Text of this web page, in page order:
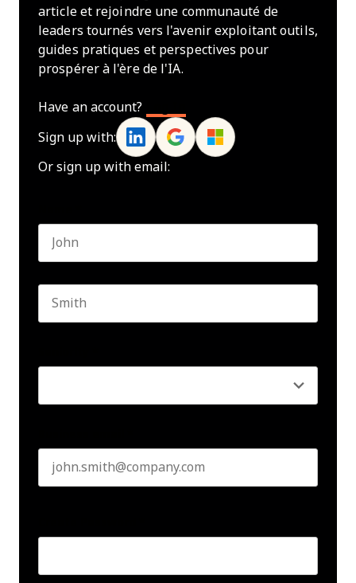
article et rejoindre une communauté de
leaders tournés vers l'avenir exploitant outils,
guides pratiques et perspectives pour
prospérer à l'ère de l'IA.
Have an account?
Sign up with:
Or sign up with email: